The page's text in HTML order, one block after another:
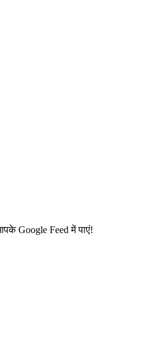
Google Feed में पाएं!